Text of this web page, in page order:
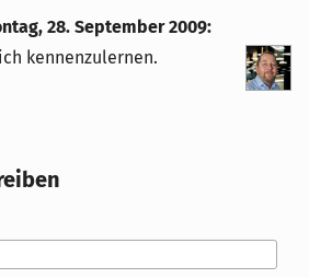
28. September 2009:
kennenzulernen.